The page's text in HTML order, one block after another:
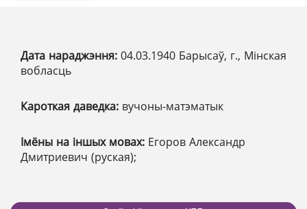
Дата нараджэння: 04.03.1940 Барысаў, г., Мінская
вобласць
Кароткая даведка: вучоны-матэматык
Імёны на іншых мовах: Егоров Александр
Дмитриевич (руская);